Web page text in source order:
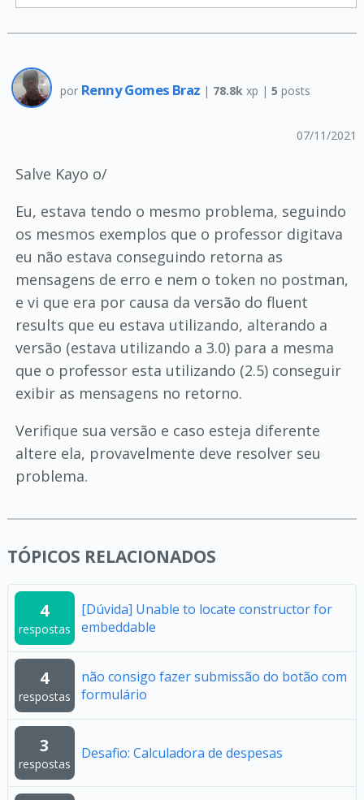
por Renny Gomes Braz | 78.8k xp | 5 posts
07/11/2021
Salve Kayo o/
Eu, estava tendo o mesmo problema, seguindo
os mesmos exemplos que o professor digitava
eu não estava conseguindo retorna as
mensagens de erro e nem o token no postman,
e vi que era por causa da versão do fluent
results que eu estava utilizando, alterando a
versão (estava utilizando a 3.0) para a mesma
que o professor esta utilizando (2.5) conseguir
exibir as mensagens no retorno.
Verifique sua versão e caso esteja diferente
altere ela, provavelmente deve resolver seu
problema.
TÓPICOS RELACIONADOS
4
respostas
[Dúvida] Unable to locate constructor for
embeddable
4
respostas
não consigo fazer submissão do botão com
formulário
3
respostas
Desafio: Calculadora de despesas